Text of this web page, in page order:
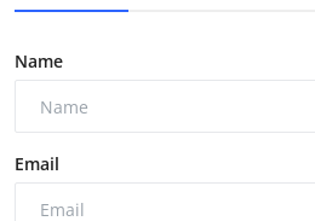
Name
Email